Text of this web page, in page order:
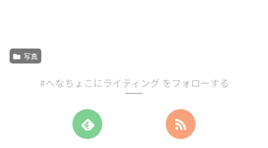
写真
#へなちょこにライティング をフォローする